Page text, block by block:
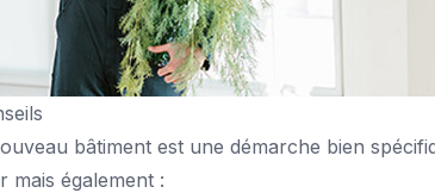
bâtiment est une démarche bien
mais également :